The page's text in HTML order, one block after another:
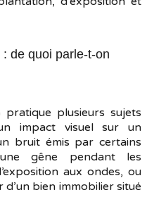
de quoi parle-t-on
plusieurs sujets
impact visuel sur un
bruit émis par certains
gêne pendant les
aux ondes, ou
bien immobilier situé